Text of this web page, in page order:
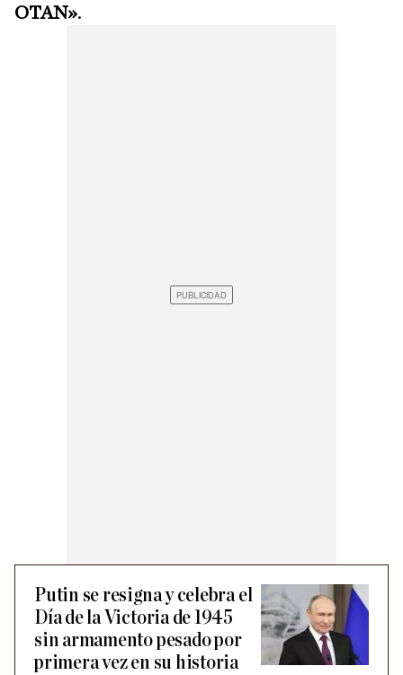
OTAN».
Putin se resigna y celebra el
Día de la Victoria de 1945
sin armamento pesado por
primera vez en su historia